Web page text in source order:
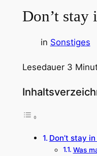
Don’t stay
in Sonstiges
Lesedauer 3
Don’t stay
Was